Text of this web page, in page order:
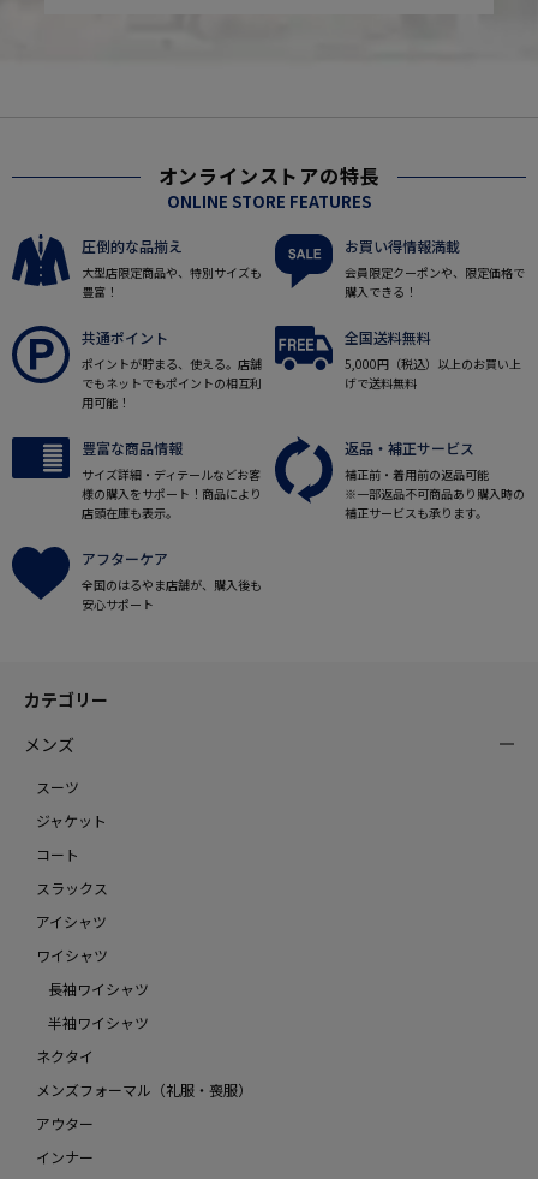
オンラインストアの特長
ONLINE STORE FEATURES
圧倒的な品揃え
大型店限定商品や、特別サイズも
豊富！
お買い得情報満載
会員限定クーポンや、限定価格で
購入できる！
共通ポイント
ポイントが貯まる、使える。店舗
でもネットでもポイントの相互利
用可能！
全国送料無料
5,000円（税込）以上のお買い上
げで送料無料
豊富な商品情報
サイズ詳細・ディテールなどお客
様の購入をサポート！商品により
店頭在庫も表示。
返品・補正サービス
補正前・着用前の返品可能
※一部返品不可商品あり購入時の
補正サービスも承ります。
アフターケア
全国のはるやま店舗が、購入後も
安心サポート
カテゴリー
メンズ
スーツ
ジャケット
コート
スラックス
アイシャツ
ワイシャツ
長袖ワイシャツ
半袖ワイシャツ
ネクタイ
メンズフォーマル（礼服・喪服）
アウター
インナー